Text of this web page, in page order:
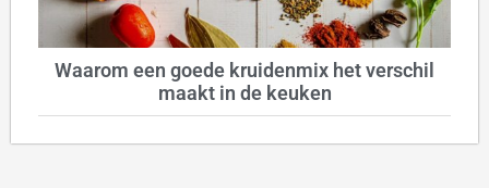
Waarom een goede kruidenmix het verschil
maakt in de keuken